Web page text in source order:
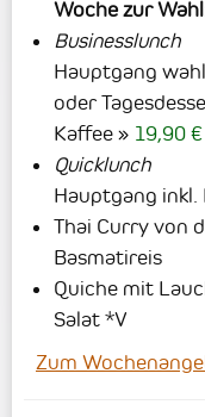
Woche zur
Businesslunch
Hauptgang
oder
Kaffee
19,90 €
Quicklunch
Hauptgang
Thai Curry von
Basmatireis
Quiche mit
Salat *V
Zum